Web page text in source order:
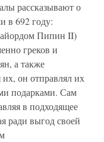
рассказывают о
в 692 году:
Пипин II)
греков и
а также
он отправлял их
подарками. Сам
в подходящее
ради выгод своей